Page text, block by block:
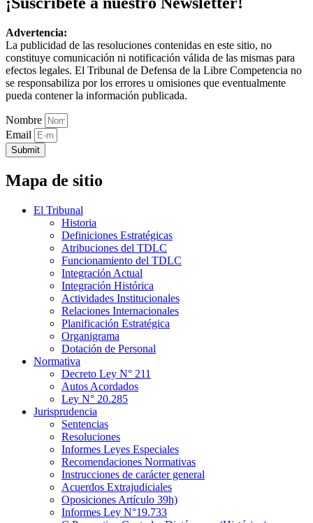
Advertencia:
La publicidad de las resoluciones contenidas en este sitio, no
constituye comunicación ni notificación válida de las mismas para
efectos legales. El Tribunal de Defensa de la Libre Competencia no
se responsabiliza por los errores u omisiones que eventualmente
pueda contener la información publicada.
Nombre
Email
Submit
Mapa de sitio
El Tribunal
Historia
Definiciones Estratégicas
Atribuciones del TDLC
Funcionamiento del TDLC
Integración Actual
Integración Histórica
Actividades Institucionales
Relaciones Internacionales
Planificación Estratégica
Organigrama
Dotación de Personal
Normativa
Decreto Ley N° 211
Autos Acordados
Ley N° 20.285
Jurisprudencia
Sentencias
Resoluciones
Informes Leyes Especiales
Recomendaciones Normativas
Instrucciones de carácter general
Acuerdos Extrajudiciales
Oposiciones Artículo 39h)
Informes Ley N°19.733